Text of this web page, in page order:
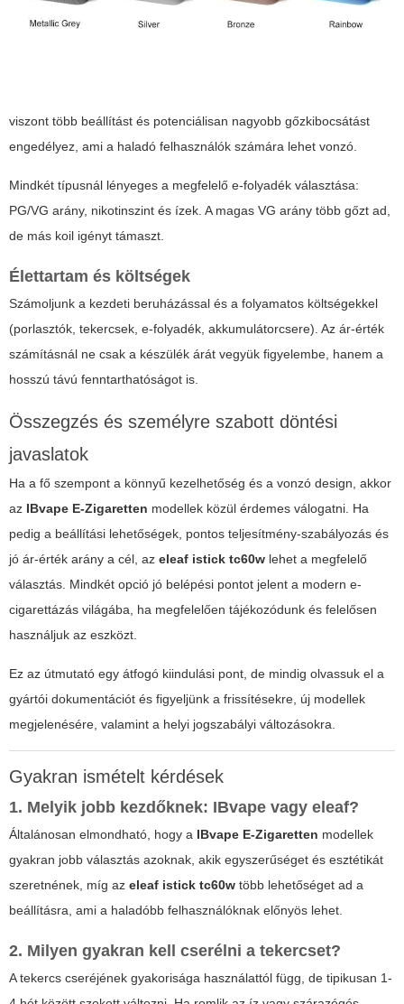
viszont több beállítást és potenciálisan nagyobb gőzkibocsátást
engedélyez, ami a haladó felhasználók számára lehet vonzó.
Mindkét típusnál lényeges a megfelelő e-folyadék választása:
PG/VG arány, nikotinszint és ízek. A magas VG arány több gőzt ad,
de más koil igényt támaszt.
Élettartam és költségek
Számoljunk a kezdeti beruházással és a folyamatos költségekkel
(porlasztók, tekercsek, e-folyadék, akkumulátorcsere). Az ár-érték
számításnál ne csak a készülék árát vegyük figyelembe, hanem a
hosszú távú fenntarthatóságot is.
Összegzés és személyre szabott döntési
javaslatok
Ha a fő szempont a könnyű kezelhetőség és a vonzó design, akkor
az IBvape E-Zigaretten modellek közül érdemes válogatni. Ha
pedig a beállítási lehetőségek, pontos teljesítmény-szabályozás és
jó ár-érték arány a cél, az eleaf istick tc60w lehet a megfelelő
választás. Mindkét opció jó belépési pontot jelent a modern e-
cigarettázás világába, ha megfelelően tájékozódunk és felelősen
használjuk az eszközt.
Ez az útmutató egy átfogó kiindulási pont, de mindig olvassuk el a
gyártói dokumentációt és figyeljünk a frissítésekre, új modellek
megjelenésére, valamint a helyi jogszabályi változásokra.
Gyakran ismételt kérdések
1. Melyik jobb kezdőknek: IBvape vagy eleaf?
Általánosan elmondható, hogy a IBvape E-Zigaretten modellek
gyakran jobb választás azoknak, akik egyszerűséget és esztétikát
szeretnének, míg az eleaf istick tc60w több lehetőséget ad a
beállításra, ami a haladóbb felhasználóknak előnyös lehet.
2. Milyen gyakran kell cserélni a tekercset?
A tekercs cseréjének gyakorisága használattól függ, de tipikusan 1-